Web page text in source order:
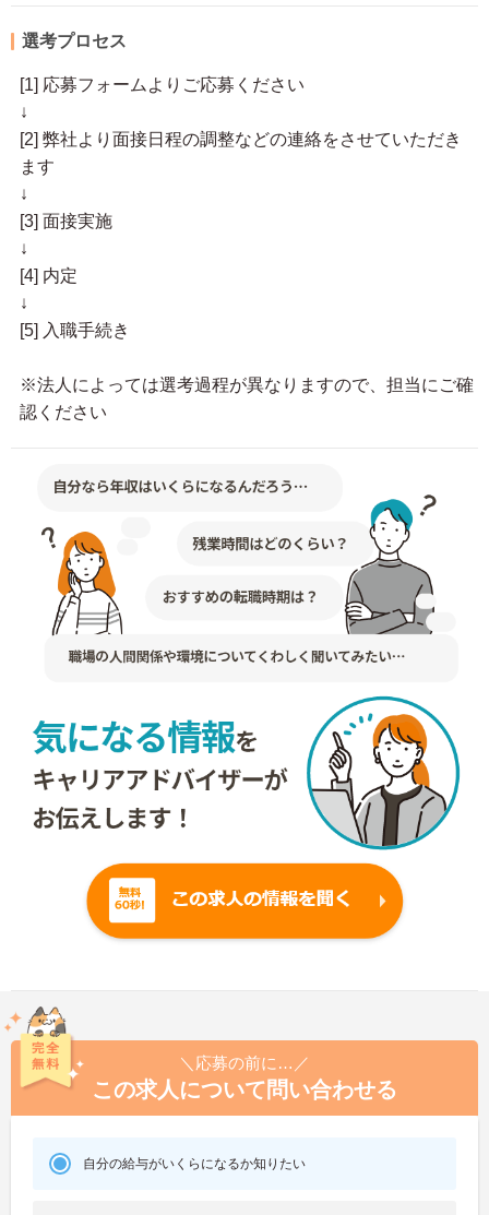
選考プロセス
[1] 応募フォームよりご応募ください
↓
[2] 弊社より面接日程の調整などの連絡をさせていただき
ます
↓
[3] 面接実施
↓
[4] 内定
↓
[5] 入職手続き
※法人によっては選考過程が異なりますので、担当にご確
認ください
＼応募の前に…／
この求人について問い合わせる
自分の給与がいくらになるか知りたい